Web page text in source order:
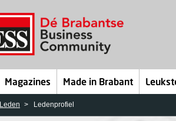
Magazines Made in Brabant
Leden Ledenprofiel